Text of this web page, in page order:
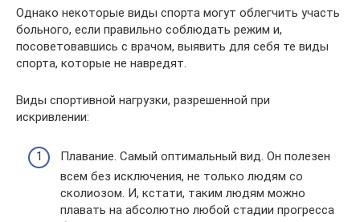
Однако некоторые виды спорта могут облегчить участь
больного, если правильно соблюдать режим и,
посоветовавшись с врачом, выявить для себя те виды
спорта, которые не навредят.
Виды спортивной нагрузки, разрешенной при
искривлении:
Плавание. Самый оптимальный вид. Он полезен
всем без исключения, не только людям со
сколиозом. И, кстати, таким людям можно
плавать на абсолютно любой стадии прогресса